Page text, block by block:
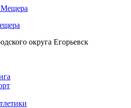
округа Егорьевск